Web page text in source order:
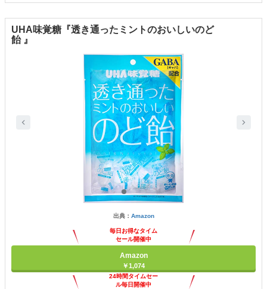
UHA味覚糖『透き通ったミントのおいしいのど
飴 』
出典： Amazon
毎日お得なタイム
セール開催中
Amazon
￥1,074
24時間タイムセー
ル毎日開催中